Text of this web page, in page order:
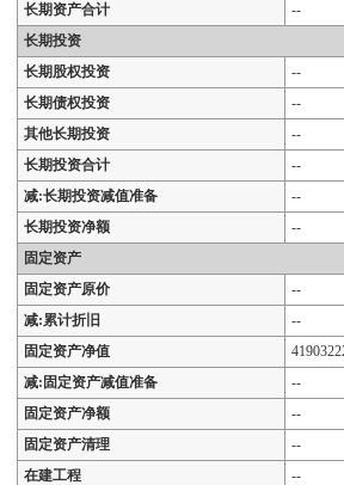
长期资产合计
--
长期投资
长期股权投资
--
长期债权投资
--
其他长期投资
--
长期投资合计
--
减:长期投资减值准备
--
长期投资净额
--
固定资产
固定资产原价
--
减:累计折旧
--
固定资产净值
减:固定资产减值准备
--
固定资产净额
--
固定资产清理
--
在建工程
--